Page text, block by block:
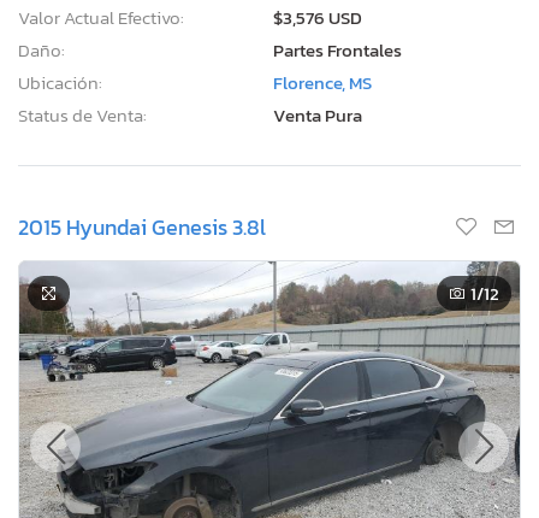
Valor Actual Efectivo:
$3,576 USD
Daño:
Partes Frontales
Ubicación:
Florence, MS
Status de Venta:
Venta Pura
2015 Hyundai Genesis 3.8l
1/12